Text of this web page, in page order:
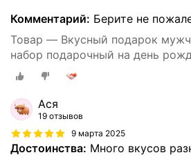
Комментарий: Берите не
Товар — Вкусный подарок
набор подарочный на день
Ася
19 отзывов
9 марта 2025
Достоинства: Много вкусов